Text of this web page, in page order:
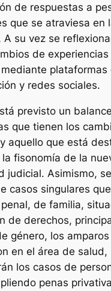
de respuestas a
que se atraviesa en
A su vez se
de experiencias
plataformas
y redes sociales.
previsto un
que tienen los
aquello que está
fisonomía de la
judicial. Asimismo,
casos singulares
de familia,
de derechos,
género, los
en el área de salud,
los casos de
penas